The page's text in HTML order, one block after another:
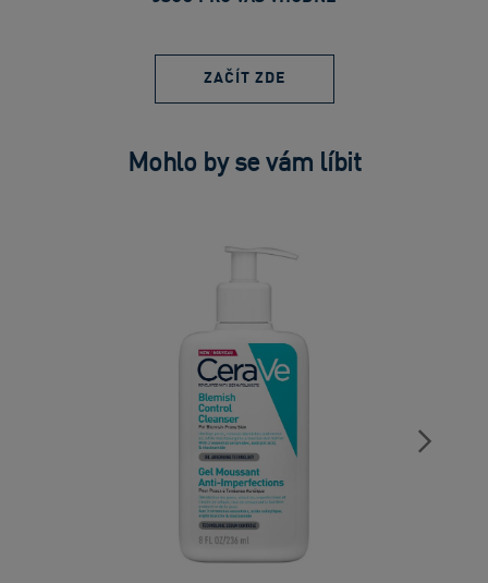
ZAČÍT ZDE
Mohlo by se vám líbit